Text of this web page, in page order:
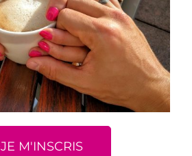
JE M'INSCRIS